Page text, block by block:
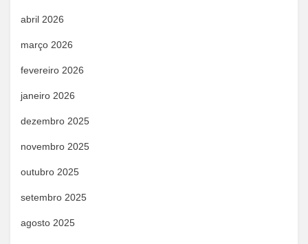
abril 2026
março 2026
fevereiro 2026
janeiro 2026
dezembro 2025
novembro 2025
outubro 2025
setembro 2025
agosto 2025